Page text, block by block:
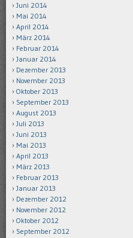
Juni 2014
Mai 2014
April 2014
März 2014
Februar 2014
Januar 2014
Dezember 2013
November 2013
Oktober 2013
September 2013
August 2013
Juli 2013
Juni 2013
Mai 2013
April 2013
März 2013
Februar 2013
Januar 2013
Dezember 2012
November 2012
Oktober 2012
September 2012